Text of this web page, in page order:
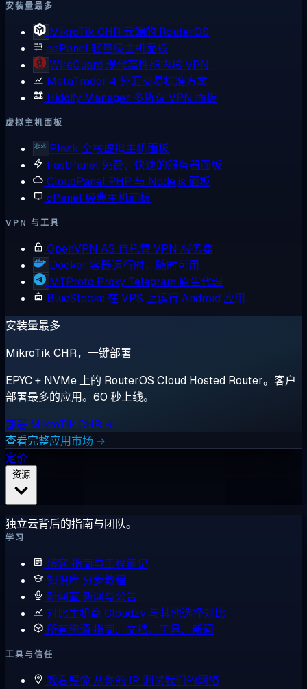
安装量最多
MikroTik CHR 云端的 RouterOS
aaPanel轻量级主机面板
WireGuard 现代高性能内核 VPN
MetaTrader 4 外汇交易标准方案
Hiddify Manager 多协议 VPN 面板
虚拟主机面板
Plesk 全栈虚拟主机面板
FastPanel 免费、快速的服务器面板
CloudPanel PHP 与 Node.js 面板
cPanel经典主机面板
VPN 与工具
OpenVPN AS 自托管 VPN 服务器
Docker 容器运行时，随时可用
MTProto Proxy Telegram 原生代理
BlueStacks 在 VPS 上运行 Android 应用
安装量最多
MikroTik CHR，一键部署
EPYC + NVMe 上的 RouterOS Cloud Hosted Router。客户
部署最多的应用。60 秒上线。
部署 MikroTik CHR →
查看完整应用市场 →
定价
独立云背后的指南与团队。
学习
博客指南与工程笔记
知识库 分步教程
新闻室 新闻与公告
对比主机商 Cloudzy 与其他选择对比
所有资源指南、文档、工具、新闻
工具与信任
观看镜像 从你的 IP 测试我们的网络